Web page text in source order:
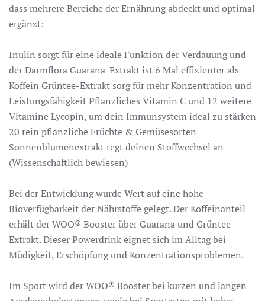
dass mehrere Bereiche der Ernährung abdeckt und optimal
ergänzt:
Inulin sorgt für eine ideale Funktion der Verdauung und
der Darmflora Guarana-Extrakt ist 6 Mal effizienter als
Koffein Grüntee-Extrakt sorg für mehr Konzentration und
Leistungsfähigkeit Pflanzliches Vitamin C und 12 weitere
Vitamine Lycopin, um dein Immunsystem ideal zu stärken
20 rein pflanzliche Früchte & Gemüsesorten
Sonnenblumenextrakt regt deinen Stoffwechsel an
(Wissenschaftlich bewiesen)
Bei der Entwicklung wurde Wert auf eine hohe
Bioverfügbarkeit der Nährstoffe gelegt. Der Koffeinanteil
erhält der WOO® Booster über Guarana und Grüntee
Extrakt. Dieser Powerdrink eignet sich im Alltag bei
Müdigkeit, Erschöpfung und Konzentrationsproblemen.
Im Sport wird der WOO® Booster bei kurzen und langen